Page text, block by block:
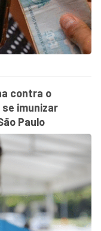
contra o
imunizar
Paulo